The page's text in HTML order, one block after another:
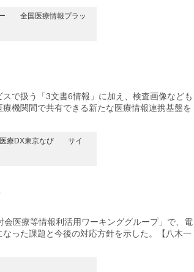
全国医療情報プラッ
で扱う「3文書6情報」に加え、検査画像なども
機関間で共有できる新たな医療情報連携基盤を
医療DX東京なび
サイ
医療等情報利活用ワーキンググループ」で、電
った課題と今後の対応方針を示した。【八木一